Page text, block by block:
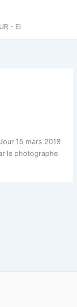
- EI
15 mars 2018
le photographe